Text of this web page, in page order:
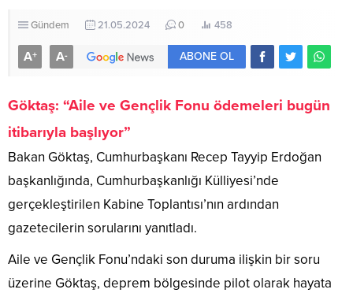
Gündem 21.05.2024 0 458
A+ A- ABONE OL
Göktaş: “Aile ve Gençlik Fonu ödemeleri bugün
itibarıyla başlıyor”
Bakan Göktaş, Cumhurbaşkanı Recep Tayyip Erdoğan
başkanlığında, Cumhurbaşkanlığı Külliyesi’nde
gerçekleştirilen Kabine Toplantısı’nın ardından
gazetecilerin sorularını yanıtladı.
Aile ve Gençlik Fonu’ndaki son duruma ilişkin bir soru
üzerine Göktaş, deprem bölgesinde pilot olarak hayata